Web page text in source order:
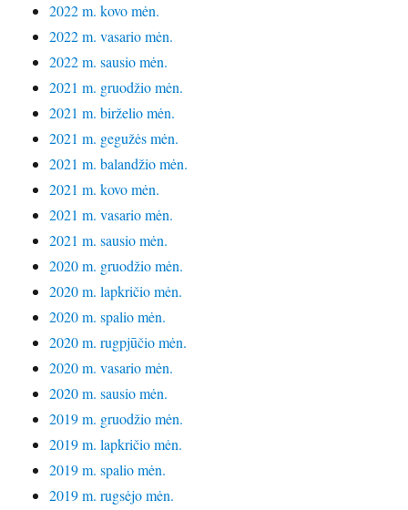
2022 m. kovo mėn.
2022 m. vasario mėn.
2022 m. sausio mėn.
2021 m. gruodžio mėn.
2021 m. birželio mėn.
2021 m. gegužės mėn.
2021 m. balandžio mėn.
2021 m. kovo mėn.
2021 m. vasario mėn.
2021 m. sausio mėn.
2020 m. gruodžio mėn.
2020 m. lapkričio mėn.
2020 m. spalio mėn.
2020 m. rugpjūčio mėn.
2020 m. vasario mėn.
2020 m. sausio mėn.
2019 m. gruodžio mėn.
2019 m. lapkričio mėn.
2019 m. spalio mėn.
2019 m. rugsėjo mėn.